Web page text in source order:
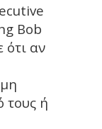
Bob
ότι αν
τους ή